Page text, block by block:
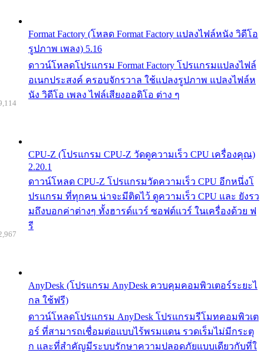
Format Factory (โหลด Format Factory แปลงไฟล์หนัง วิดีโอ
รูปภาพ เพลง) 5.16
ดาวน์โหลดโปรแกรม Format Factory โปรแกรมแปลงไฟล์
อเนกประสงค์ ครอบจักรวาล ใช้แปลงรูปภาพ แปลงไฟล์ห
นัง วิดีโอ เพลง ไฟล์เสียงออดิโอ ต่าง ๆ
CPU-Z (โปรแกรม CPU-Z วัดดูความเร็ว CPU เครื่องคุณ)
2.20.1
ดาวน์โหลด CPU-Z โปรแกรมวัดความเร็ว CPU อีกหนึ่งโ
ปรแกรม ที่ทุกคน น่าจะมีติดไว้ ดูความเร็ว CPU และ ยังรว
มถึงบอกค่าต่างๆ ทั้งฮารด์แวร์ ซอฟต์แวร์ ในเครื่องด้วย ฟ
รี
AnyDesk (โปรแกรม AnyDesk ควบคุมคอมพิวเตอร์ระยะไ
กล ใช้ฟรี)
ดาวน์โหลดโปรแกรม AnyDesk โปรแกรมรีโมทคอมพิวเต
อร์ ที่สามารถเชื่อมต่อแบบไร้พรมแดน รวดเร็มไม่มีกระตุ
ก และที่สำคัญมีระบบรักษาความปลอดภัยแบบเดียวกับที่ใ